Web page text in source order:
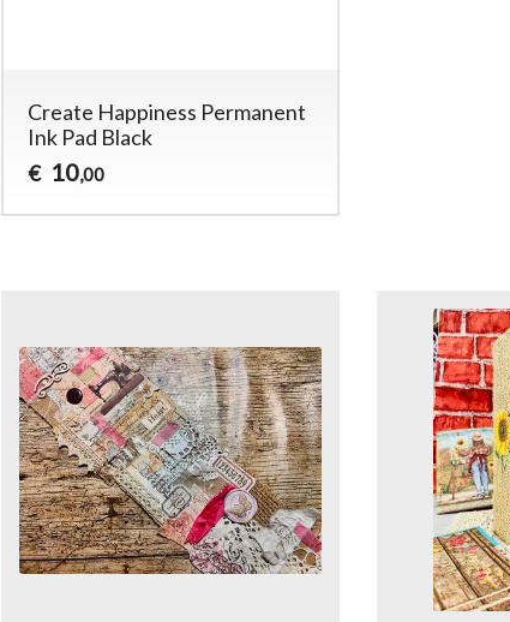
Create Happiness Permanent
Ink Pad Black
€ 10,00